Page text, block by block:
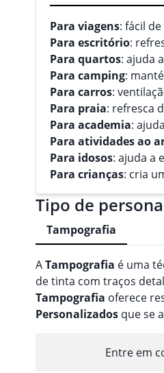
Para viagens: fácil
Para escritório:
Para quartos: ajuda
Para camping:
Para carros:
Para praia: refresca
Para academia:
Para atividades ao
Para idosos: ajuda a
Para crianças: cria
Tipo de
Tampografia
ATampografia é uma
de tinta com traços
Tampografia oferece
Personalizados que se
Entre em